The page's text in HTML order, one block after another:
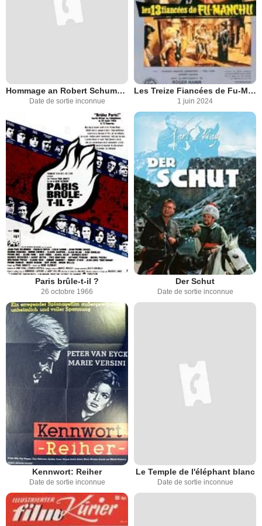
Hommage an Robert Schumann
Date de sortie inconnue
Les Treize Fiancées de Fu-Manchu
1 juin 2024
Paris brûle-t-il ?
26 octobre 1966
Der Schut
Date de sortie inconnue
Kennwort: Reiher
Date de sortie inconnue
Le Temple de l'éléphant blanc
Date de sortie inconnue